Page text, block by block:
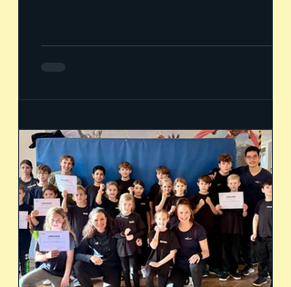
fortgebildet, waren mehrtätig bei der
zahlreichen